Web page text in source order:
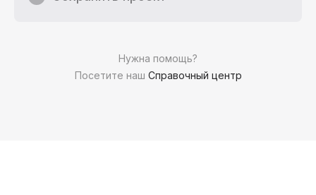
Нужна помощь?
Посетите наш Справочный центр